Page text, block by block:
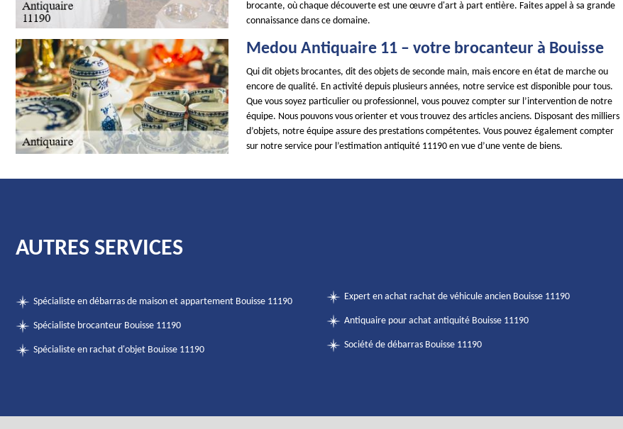
brocante, où chaque découverte est une œuvre d'art à part entière. Faites appel à sa grande
connaissance dans ce domaine.
Medou Antiquaire 11 – votre brocanteur à Bouisse
Qui dit objets brocantes, dit des objets de seconde main, mais encore en état de marche ou
encore de qualité. En activité depuis plusieurs années, notre service est disponible pour tous.
Que vous soyez particulier ou professionnel, vous pouvez compter sur l’intervention de notre
équipe. Nous pouvons vous orienter et vous trouvez des articles anciens. Disposant des milliers
d’objets, notre équipe assure des prestations compétentes. Vous pouvez également compter
sur notre service pour l’estimation antiquité 11190 en vue d’une vente de biens.
AUTRES SERVICES
Spécialiste en débarras de maison et appartement Bouisse 11190
Spécialiste brocanteur Bouisse 11190
Spécialiste en rachat d'objet Bouisse 11190
Expert en achat rachat de véhicule ancien Bouisse 11190
Antiquaire pour achat antiquité Bouisse 11190
Société de débarras Bouisse 11190